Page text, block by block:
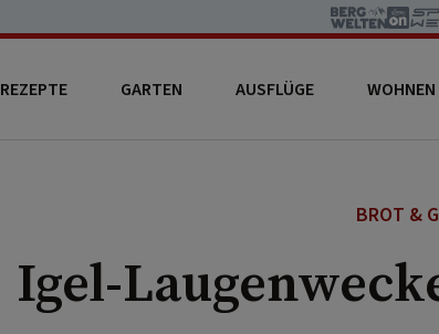
REZEPTE GARTEN AUSFLÜGE WOHNEN
BROT &
Igel-